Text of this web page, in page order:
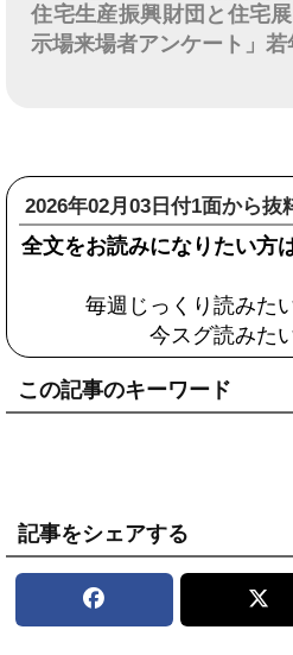
住宅生産振興財団と住宅
示場来場者アンケート」
2026年02月03日付1面から抜
全文をお読みになりたい方
毎週じっくり読みた
今スグ読みた
この記事のキーワード
記事をシェアする